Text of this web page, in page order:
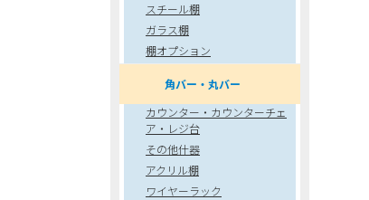
スチール棚
ガラス棚
棚オプション
角バー・丸バー
カウンター・カウンターチェ
ア・レジ台
その他什器
アクリル棚
ワイヤーラック